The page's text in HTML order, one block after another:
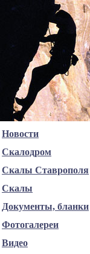
Новости
Скалодром
Скалы Ставрополя
Скалы
Документы, бланки
Фотогалереи
Видео